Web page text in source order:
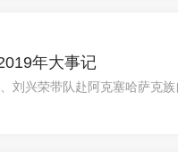
年大事记
刘兴荣带队赴阿克塞哈萨克